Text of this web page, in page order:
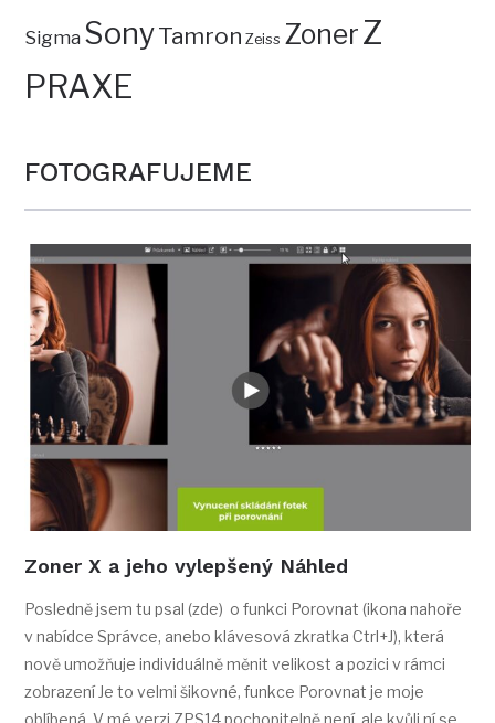
Sigma SonyTamron Zeiss ZonerZ
PRAXE
FOTOGRAFUJEME
Zoner X a jeho vylepšený Náhled
Posledně jsem tu psal (zde) o funkci Porovnat (ikona nahoře
v nabídce Správce, anebo klávesová zkratka Ctrl+J), která
nově umožňuje individuálně měnit velikost a pozici v rámci
zobrazení Je to velmi šikovné, funkce Porovnat je moje